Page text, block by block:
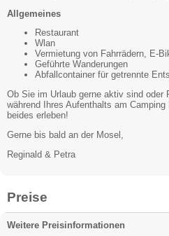
Allgemeines
Restaurant
Wlan
Vermietung von Fahrrädern, E-
Geführte Wanderungen
Abfallcontainer für getrennte
Ob Sie im Urlaub gerne aktiv sind oder
während Ihres Aufenthalts am
beides erleben!
Gerne bis bald an der Mosel,
Reginald & Petra
Preise
Weitere Preisinformationen